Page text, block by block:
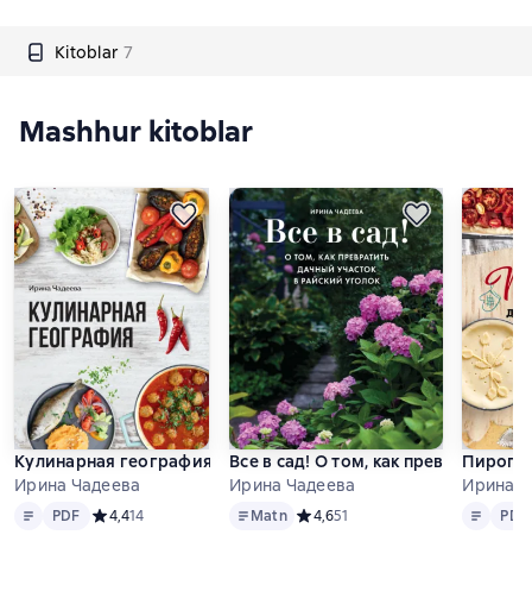
Kitoblar 7
Mashhur kitoblar
Кулинарная география. 90 лучших семейных ужинов со
Ирина Чадеева
Matn PDF
PDF Средний рейтинг 4,4 на основе 14 оценок
4,414
Все в сад! О том, как превратить
Ирина Чадеева
MatnMatn Средний рейтинг 4,6 на основе
4,651
Ирина
Matn PDF
PDF